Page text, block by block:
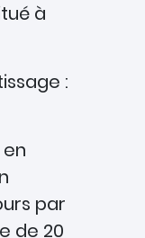
à
:
par
de 20